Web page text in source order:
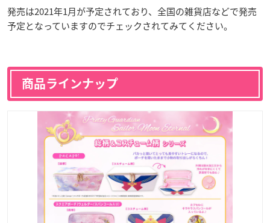
発売は2021年1月が予定されており、全国の雑貨店などで発売
予定となっていますのでチェックされてみてください。
商品ラインナップ